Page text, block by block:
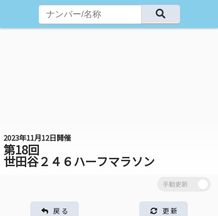
2023年11月12日開催
第18回
世田谷２４６ハーフマラソン
戻 る 更 新